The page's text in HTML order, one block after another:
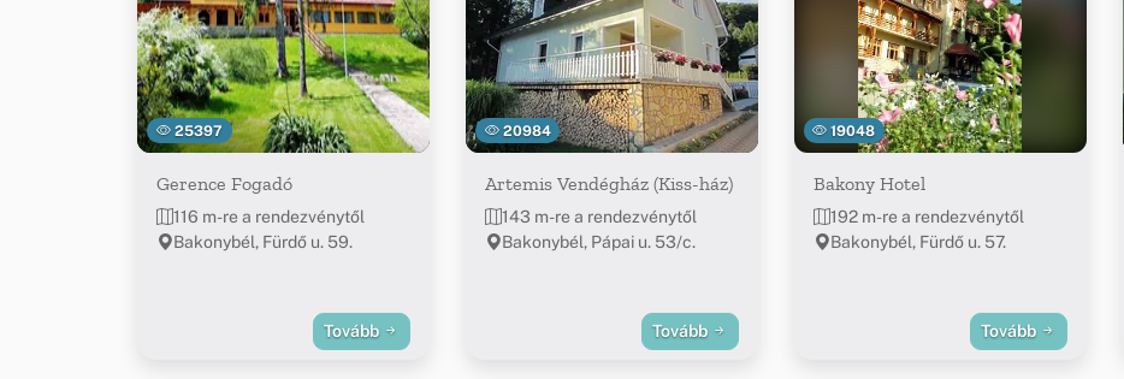
25397
Gerence Fogadó
116 m-re a rendezvénytől
Bakonybél, Fürdő u. 59.
Tovább
20984
Artemis Vendégház (Kiss-ház)
143 m-re a rendezvénytől
Bakonybél, Pápai u. 53/c.
Tovább
19048
Bakony Hotel
192 m-re a rendezvénytől
Bakonybél, Fürdő u. 57.
Tovább